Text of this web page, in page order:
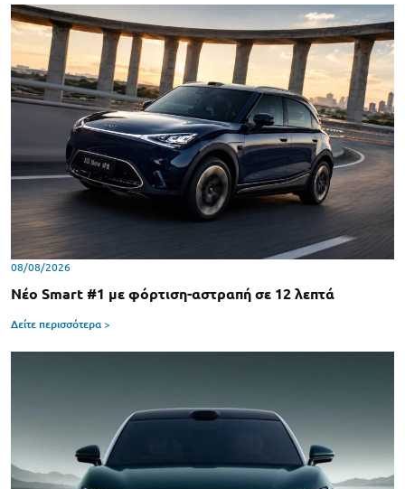
08/08/2026
Νέο Smart #1 με φόρτιση-αστραπή σε 12 λεπτά
Δείτε περισσότερα >